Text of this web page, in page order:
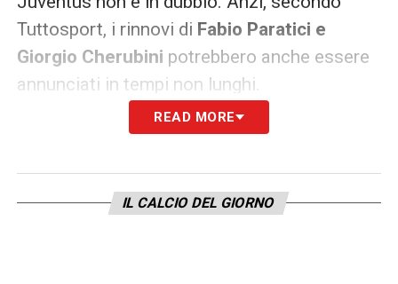
Tuttosport, i rinnovi di Fabio Paratici e
Giorgio Cherubini potrebbero anche essere
annunciati in tempi non lunghi.
L’area tecnica sarebbe già al lavoro per
ribadita lo scorso ottobre.
READ MORE
IL CALCIO DEL GIORNO